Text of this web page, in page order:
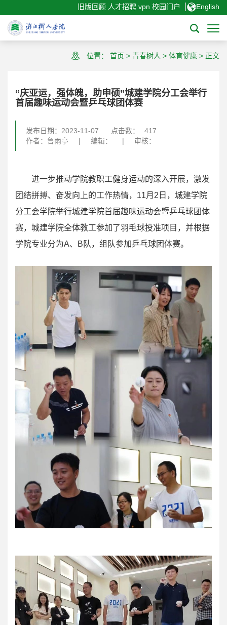
旧版回顾 人才招聘 vpn 校园门户 English
位置： 首页 > 青春树人 > 体育健康 > 正文
“庆亚运，强体魄，助申硕”城建学院分工会举行
首届趣味运动会暨乒乓球团体赛
发布日期：2023-11-07 点击数：
417
作者：鲁雨亭
| 编辑： | 审核：
进一步推动学院教职工健身运动的深入开展，激发
团结拼搏、奋发向上的工作热情，11月2日，城建学院
分工会学院举行城建学院首届趣味运动会暨乒乓球团体
赛，城建学院全体教工参加了羽毛球投准项目，并根据
学院专业分为A、B队，组队参加乒乓球团体赛。